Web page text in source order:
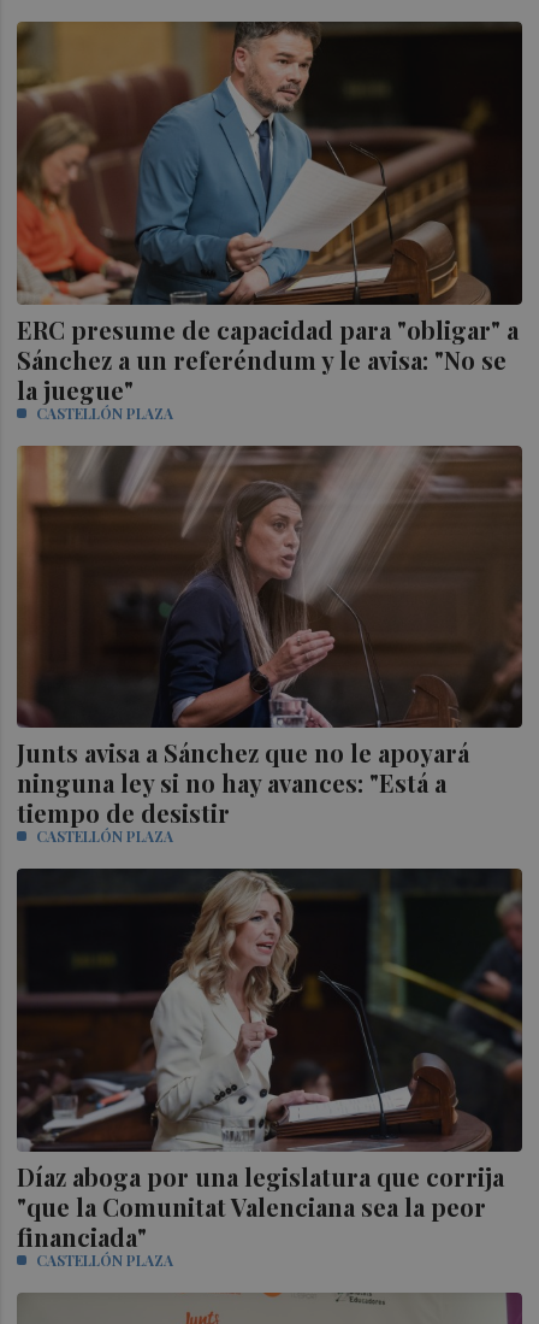
ERC presume de capacidad para "obligar" a
Sánchez a un referéndum y le avisa: "No se
la juegue"
CASTELLÓN PLAZA
Junts avisa a Sánchez que no le apoyará
ninguna ley si no hay avances: "Está a
tiempo de desistir
CASTELLÓN PLAZA
Díaz aboga por una legislatura que corrija
"que la Comunitat Valenciana sea la peor
financiada"
CASTELLÓN PLAZA